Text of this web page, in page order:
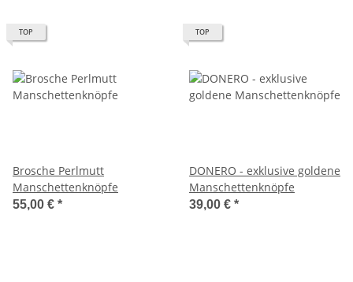
TOP
Brosche Perlmutt
Manschettenknöpfe
55,00 € *
TOP
DONERO - exklusive goldene
Manschettenknöpfe
39,00 € *